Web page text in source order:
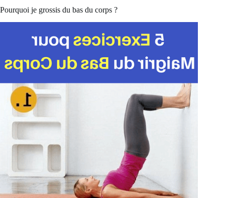
Pourquoi je grossis du bas du corps ?